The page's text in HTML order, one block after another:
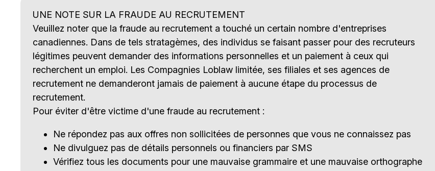
UNE NOTE SUR LA FRAUDE AU RECRUTEMENT
Veuillez noter que la fraude au recrutement a touché un certain nombre d'entreprises
canadiennes. Dans de tels stratagèmes, des individus se faisant passer pour des recruteurs
légitimes peuvent demander des informations personnelles et un paiement à ceux qui
recherchent un emploi. Les Compagnies Loblaw limitée, ses filiales et ses agences de
recrutement ne demanderont jamais de paiement à aucune étape du processus de
recrutement.
Pour éviter d'être victime d'une fraude au recrutement :
Ne répondez pas aux offres non sollicitées de personnes que vous ne connaissez pas
Ne divulguez pas de détails personnels ou financiers par SMS
Vérifiez tous les documents pour une mauvaise grammaire et une mauvaise orthographe